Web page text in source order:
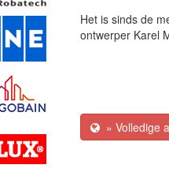
Het is sinds de
ontwerper Karel
» Volledige